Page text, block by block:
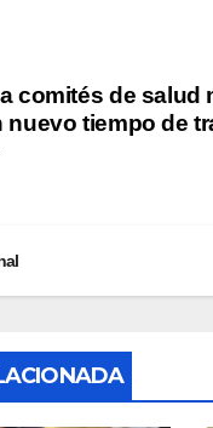
comités de salud
nuevo tiempo de